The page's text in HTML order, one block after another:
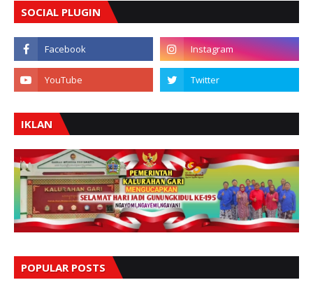
SOCIAL PLUGIN
IKLAN
POPULAR POSTS